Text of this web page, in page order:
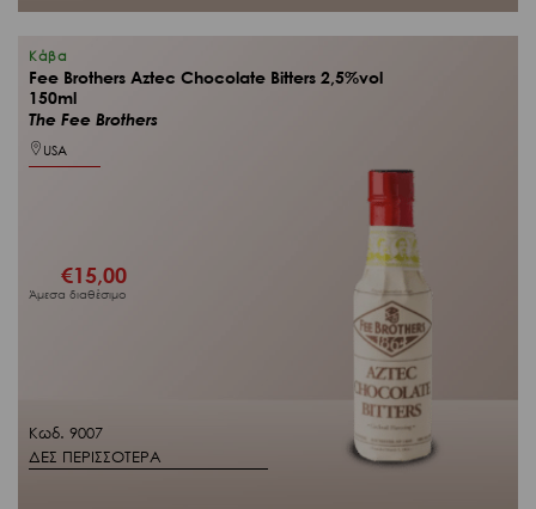
Κωδ. 9007
ΔΕΣ ΠΕΡΙΣΣΟΤΕΡΑ
Κάβα
Fee Brothers Aztec Chocolate Bitters 2,5%vol
150ml
The Fee Brothers
USA
€15,00
Άμεσα διαθέσιμο